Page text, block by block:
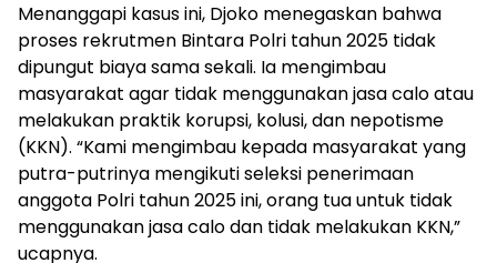
Menanggapi kasus ini, Djoko menegaskan bahwa
proses rekrutmen Bintara Polri tahun 2025 tidak
dipungut biaya sama sekali. Ia mengimbau
masyarakat agar tidak menggunakan jasa calo atau
melakukan praktik korupsi, kolusi, dan nepotisme
(KKN). “Kami mengimbau kepada masyarakat yang
putra-putrinya mengikuti seleksi penerimaan
anggota Polri tahun 2025 ini, orang tua untuk tidak
menggunakan jasa calo dan tidak melakukan KKN,”
ucapnya.